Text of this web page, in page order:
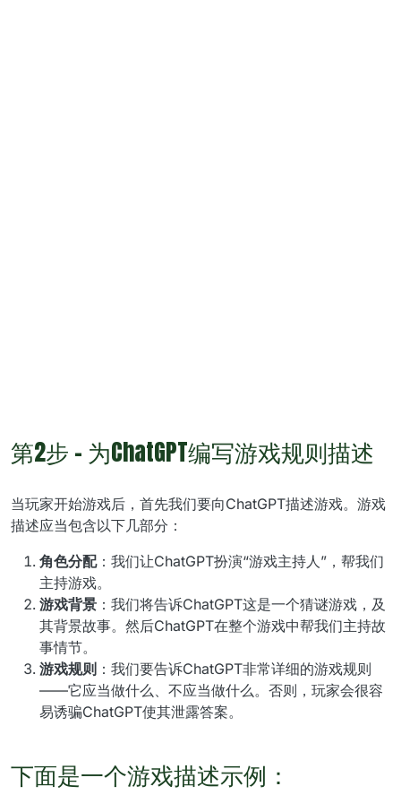
第2步 - 为ChatGPT编写游戏规则描述
当玩家开始游戏后，首先我们要向ChatGPT描述游戏。游戏
描述应当包含以下几部分：
角色分配：我们让ChatGPT扮演“游戏主持人”，帮我们
主持游戏。
游戏背景 ：我们将告诉ChatGPT这是一个猜谜游戏，及
其背景故事。然后ChatGPT在整个游戏中帮我们主持故
事情节。
游戏规则 ：我们要告诉ChatGPT非常详细的游戏规则
——它应当做什么、不应当做什么。否则，玩家会很容
易诱骗ChatGPT使其泄露答案。
下面是一个游戏描述示例：